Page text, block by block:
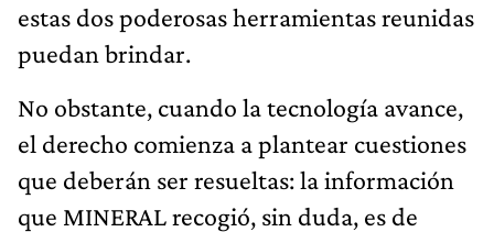
estas dos poderosas herramientas reunidas
puedan brindar.
No obstante, cuando la tecnología avance,
el derecho comienza a plantear cuestiones
que deberán ser resueltas: la información
que MINERAL recogió, sin duda, es de